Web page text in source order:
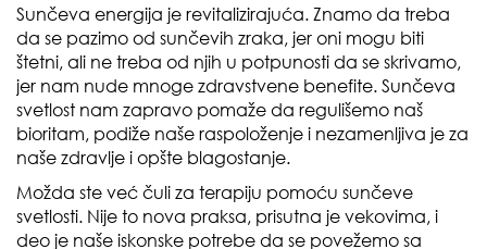
Sunčeva energija je revitalizirajuća. Znamo da treba
da se pazimo od sunčevih zraka, jer oni mogu biti
štetni, ali ne treba od njih u potpunosti da se skrivamo,
jer nam nude mnoge zdravstvene benefite. Sunčeva
svetlost nam zapravo pomaže da regulišemo naš
bioritam, podiže naše raspoloženje i nezamenljiva je za
naše zdravlje i opšte blagostanje.
Možda ste već čuli za terapiju pomoću sunčeve
svetlosti. Nije to nova praksa, prisutna je vekovima, i
deo je naše iskonske potrebe da se povežemo sa